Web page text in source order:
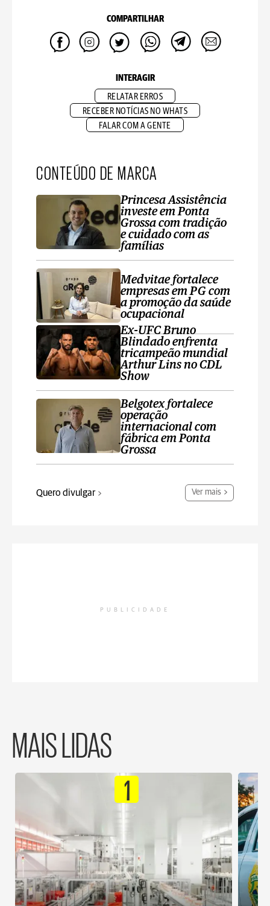
COMPARTILHAR
INTERAGIR
RELATAR ERROS
RECEBER NOTÍCIAS NO WHATS
FALAR COM A GENTE
CONTEÚDO DE MARCA
Princesa Assistência
investe em Ponta
Grossa com tradição
e cuidado com as
famílias
Medvitae fortalece
empresas em PG com
a promoção da saúde
ocupacional
Ex-UFC Bruno
Blindado enfrenta
tricampeão mundial
Arthur Lins no CDL
Show
Belgotex fortalece
operação
internacional com
fábrica em Ponta
Grossa
Quero divulgar Ver mais
PUBLICIDADE
MAIS LIDAS
1